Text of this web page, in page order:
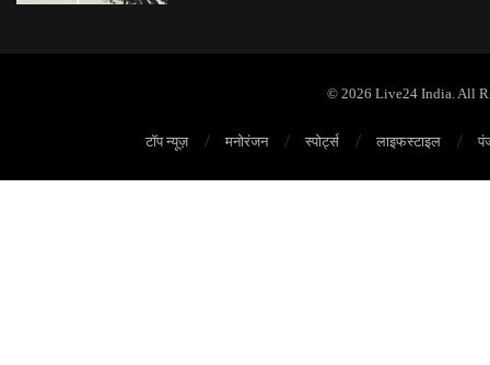
© 2026 Live24 India. All
टॉप न्यूज़ मनोरंजन स्पोर्ट्स लाइफस्टाइल